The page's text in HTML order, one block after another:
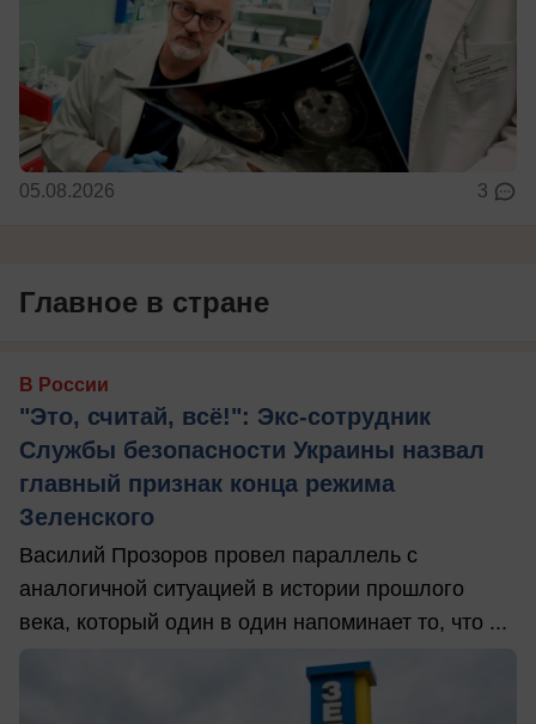
05.08.2026 3
Главное в стране
В России
"Это, считай, всё!": Экс-сотрудник
Службы безопасности Украины назвал
главный признак конца режима
Зеленского
Василий Прозоров провел параллель с
аналогичной ситуацией в истории прошлого
века, который один в один напоминает то, что ...